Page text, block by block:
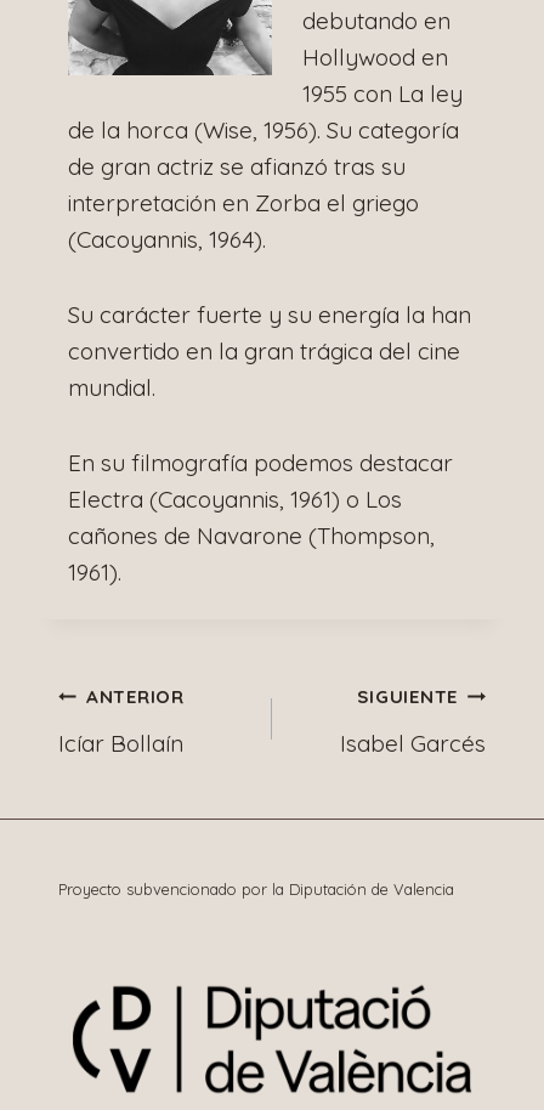
debutando en
Hollywood en
1955 con La ley
de la horca (Wise, 1956). Su categoría
de gran actriz se afianzó tras su
interpretación en Zorba el griego
(Cacoyannis, 1964).
Su carácter fuerte y su energía la han
convertido en la gran trágica del cine
mundial.
En su filmografía podemos destacar
Electra (Cacoyannis, 1961) o Los
cañones de Navarone (Thompson,
1961).
Navegación
de
entradas
ANTERIOR
Icíar Bollaín
SIGUIENTE
Isabel Garcés
Proyecto subvencionado por la Diputación de Valencia